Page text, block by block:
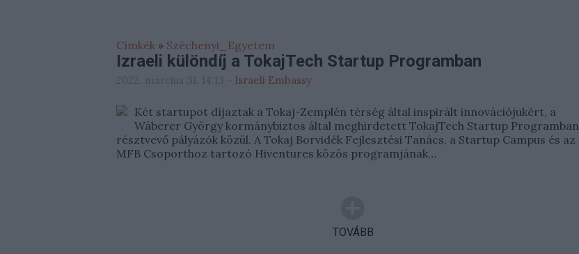
Címkék » Széchenyi_Egyetem
Izraeli különdíj a TokajTech Startup Programban
Israeli Embassy
Két startupot díjaztak a Tokaj-Zemplén térség által inspirált innovációjukért, a
Wáberer György kormánybiztos által meghirdetett TokajTech Startup Programban
résztvevő pályázók közül. A Tokaj Borvidék Fejlesztési Tanács, a Startup Campus és az
MFB Csoporthoz tartozó Hiventures közös programjának…
TOVÁBB